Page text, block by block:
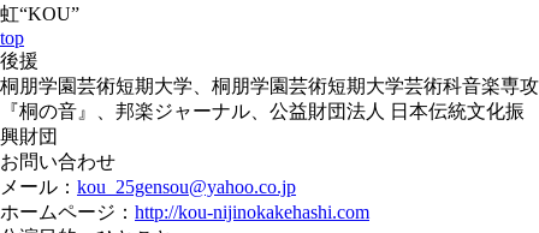
虹“KOU”
top
後援
桐朋学園芸術短期大学、桐朋学園芸術短期大学芸術科音楽専攻
『桐の音』、邦楽ジャーナル、公益財団法人 日本伝統文化振
興財団
お問い合わせ
メール： kou_25gensou@yahoo.co.jp
ホームページ： http://kou-nijinokakehashi.com